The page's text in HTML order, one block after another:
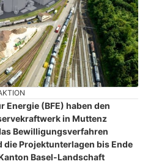
Energie (BFE) haben den
in Muttenz
Bewilligungsverfahren
Projektunterlagen bis Ende
Basel-Landschaft